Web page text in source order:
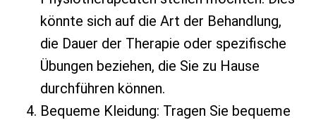
könnte sich auf die Art der Behandlung,
die Dauer der Therapie oder spezifische
Übungen beziehen, die Sie zu Hause
durchführen können.
Bequeme Kleidung: Tragen Sie bequeme